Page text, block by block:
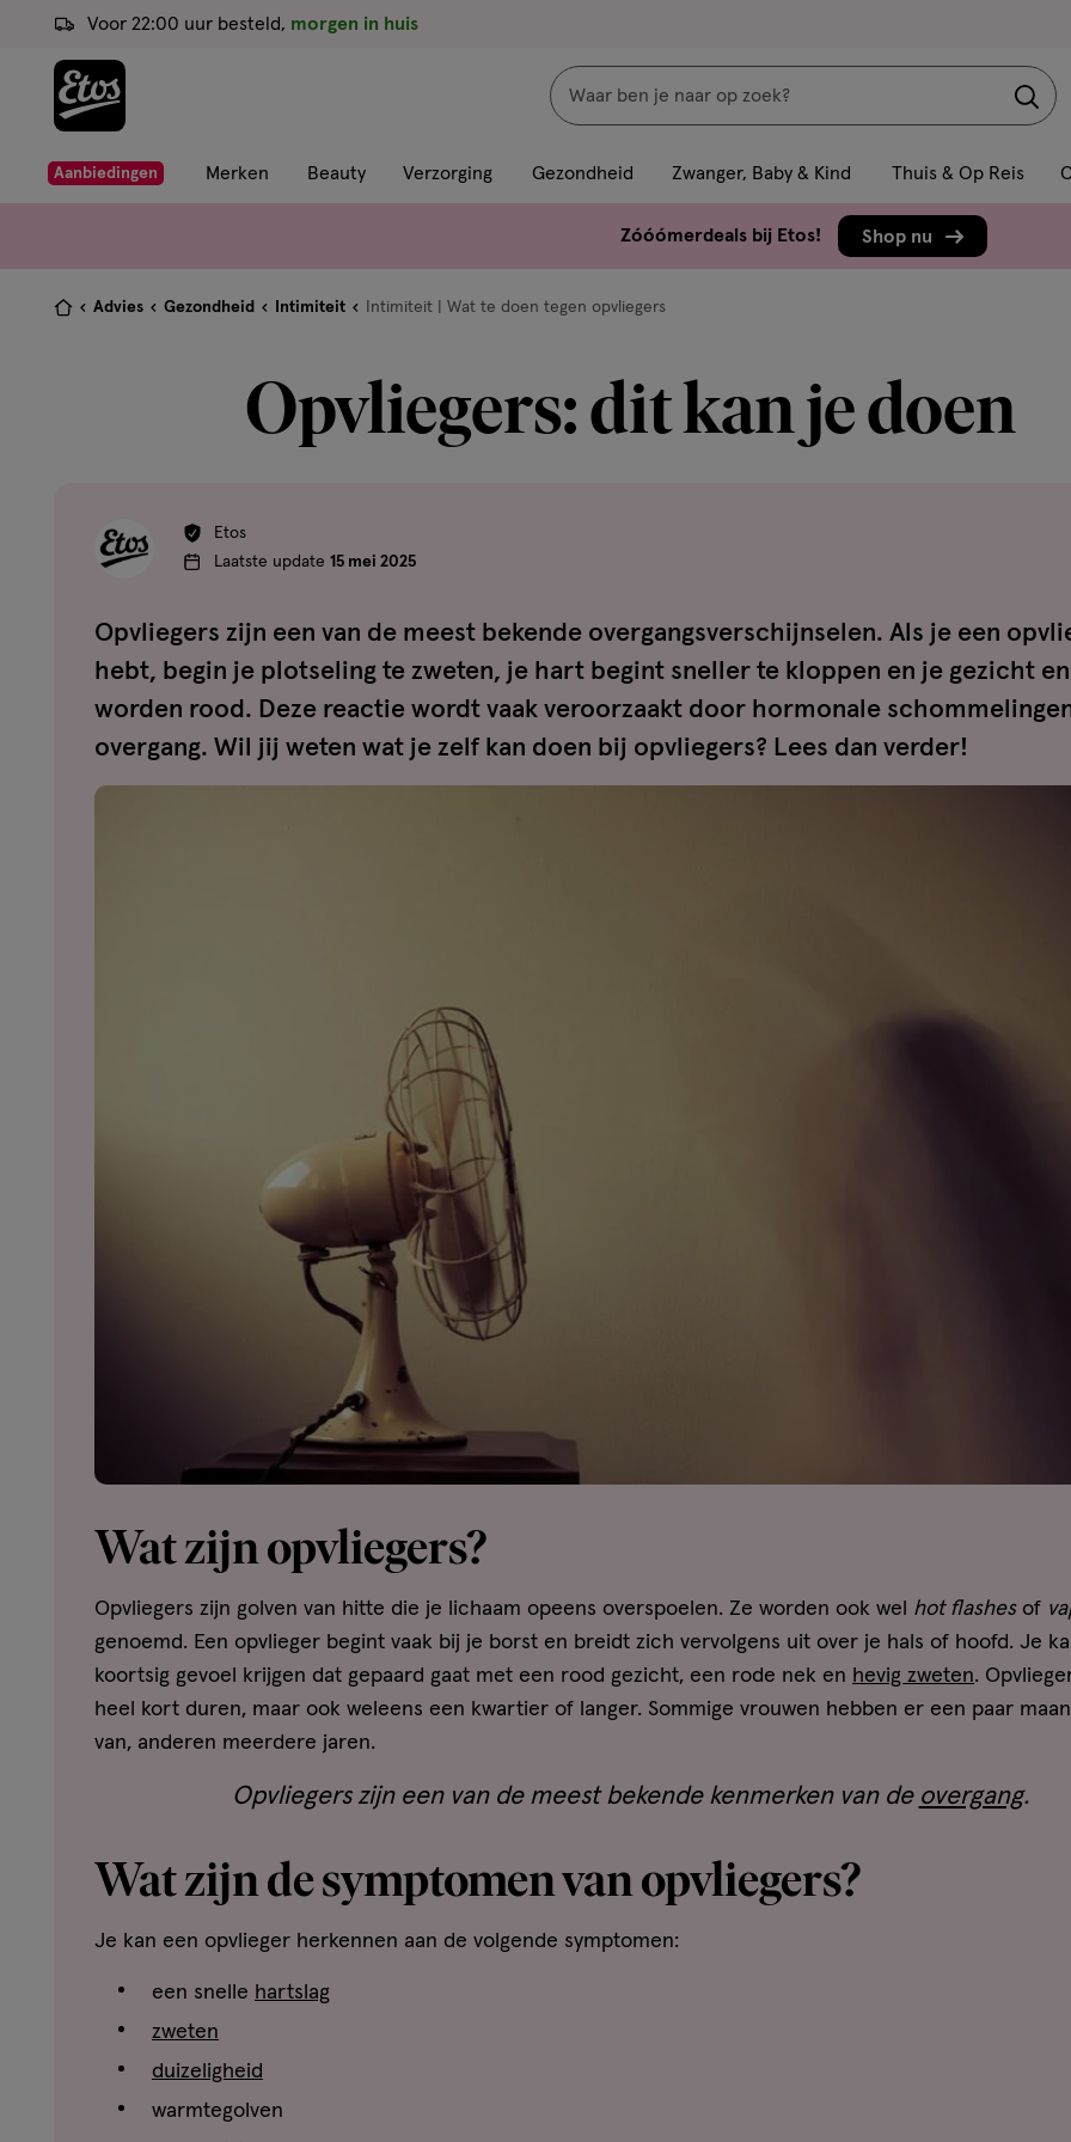
ga
de
hoofd
ga
naar
Voor 22:00 uur besteld, morgen in huis
Zoeken
met
dit
geavanceerde
Aanbiedingen Merken Beauty Verzorging Gezondheid Zwanger, Baby & Kind Thuis & Op Reis
Zóóómerdeals bij Etos! Shop nu
Je
Advies Gezondheid Intimiteit Intimiteit | Wat te doen tegen opvliegers
Opvliegers: dit kan je doen
Etos
Laatste update 15 mei 2025
Opvliegers zijn een van de meest bekende overgangsverschijnselen. Als je een
hebt, begin je plotseling te zweten, je hart begint sneller te kloppen en je gezicht
worden rood. Deze reactie wordt vaak veroorzaakt door hormonale
overgang. Wil jij weten wat je zelf kan doen bij opvliegers? Lees dan verder!
Wat zijn opvliegers?
Opvliegers zijn golven van hitte die je lichaam opeens overspoelen. Ze worden ook wel hot flashesof
genoemd. Een opvlieger begint vaak bij je borst en breidt zich vervolgens uit over je hals of hoofd. Je
koortsig gevoel krijgen dat gepaard gaat met een rood gezicht, een rode nek en hevig zweten.
heel kort duren, maar ook weleens een kwartier of langer. Sommige vrouwen hebben er een paar
van, anderen meerdere jaren.
Opvliegers zijn een van de meest bekende kenmerken van de overgang.
Wat zijn de symptomen van opvliegers?
Je kan een opvlieger herkennen aan de volgende symptomen:
een snelle hartslag
zweten
duizeligheid
warmtegolven